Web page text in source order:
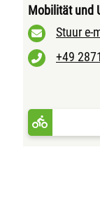
Mobilität und
Stuur e-
+49